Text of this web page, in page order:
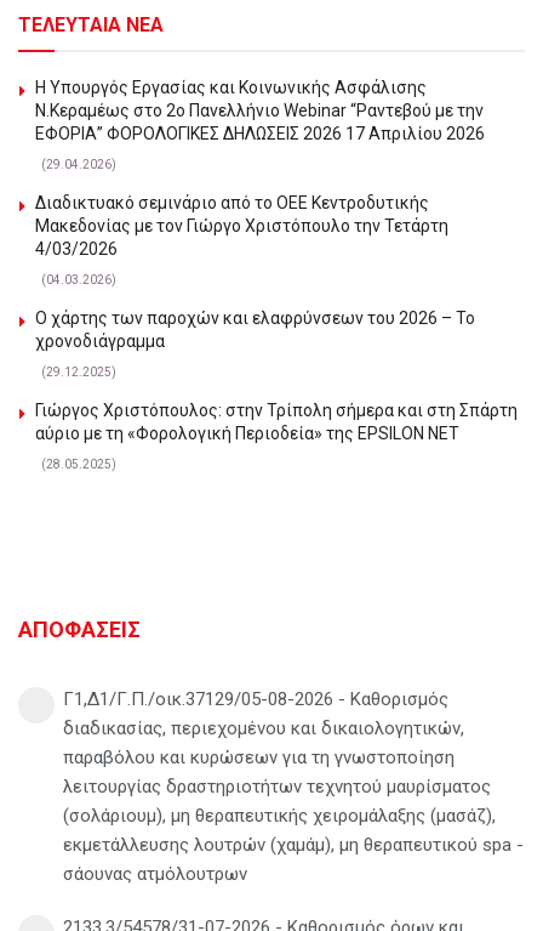
ΤΕΛΕΥΤΑΙΑ ΝΕΑ
Η Υπουργός Εργασίας και Κοινωνικής Ασφάλισης
Ν.Κεραμέως στο 2o Πανελλήνιο Webinar “Ραντεβού με την
ΕΦΟΡΙΑ” ΦΟΡΟΛΟΓΙΚΕΣ ΔΗΛΩΣΕΙΣ 2026 17 Απριλίου 2026
(29.04.2026)
Διαδικτυακό σεμινάριο από το ΟΕΕ Κεντροδυτικής
Μακεδονίας με τον Γιώργο Χριστόπουλο την Τετάρτη
4/03/2026
(04.03.2026)
Ο χάρτης των παροχών και ελαφρύνσεων του 2026 – Το
χρονοδιάγραμμα
(29.12.2025)
Γιώργος Χριστόπουλος: στην Τρίπολη σήμερα και στη Σπάρτη
αύριο με τη «Φορολογική Περιοδεία» της EPSILON NET
(28.05.2025)
ΑΠΟΦΑΣΕΙΣ
Γ1,Δ1/Γ.Π./οικ.37129/05-08-2026 - Καθορισμός
διαδικασίας, περιεχομένου και δικαιολογητικών,
παραβόλου και κυρώσεων για τη γνωστοποίηση
λειτουργίας δραστηριοτήτων τεχνητού μαυρίσματος
(σολάριουμ), μη θεραπευτικής χειρομάλαξης (μασάζ),
εκμετάλλευσης λουτρών (χαμάμ), μη θεραπευτικού spa -
σάουνας ατμόλουτρων